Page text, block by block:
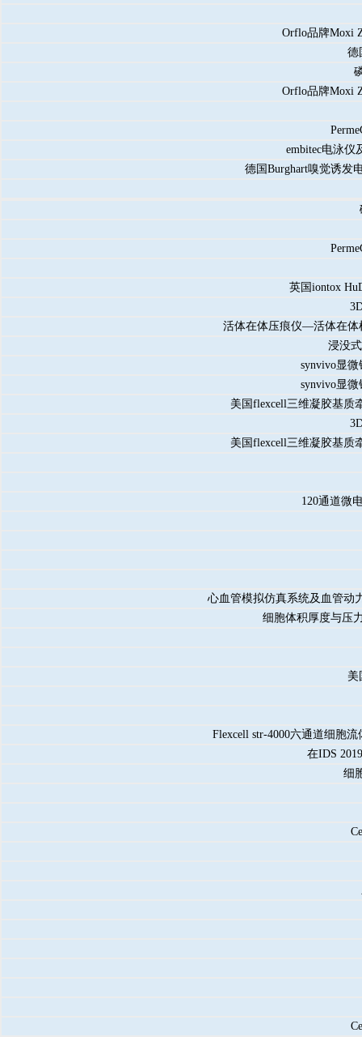
Orflo品牌Moxi
德
Orflo品牌Moxi
embitec电泳仪
德国Burghart嗅觉诱发
英国iontox
活体在体压痕仪—活体在体
浸没
synvivo显
synvivo显
美国flexcell三维凝胶基质
美国flexcell三维凝胶基质
120通道微
心血管模拟仿真系统及血管动
细胞体积厚度与压
美
Flexcell str-4000六通道细胞
在IDS
细